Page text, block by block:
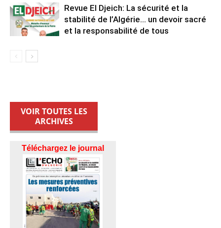
Revue El Djeich: La sécurité et la
stabilité de l’Algérie… un devoir sacré
et la responsabilité de tous
VOIR TOUTES LES
ARCHIVES